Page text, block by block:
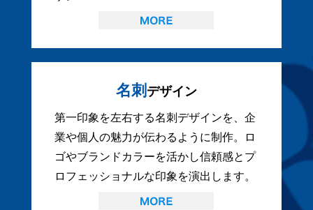
名刺 デザイン
第一印象を左右する名刺デザインを、企
業や個人の魅力が伝わるように制作。ロ
ゴやブランドカラーを活かし信頼感とプ
ロフェッショナルな印象を演出します。